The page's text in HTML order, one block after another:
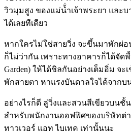
วิวมุมสูง ของแม่น้่ำเจ้าพระยา และบ
ได้เลยทีเดียว
หากใครไม่ใช่สายวิ่ง จะขึ้นมาพักผ่
ก็ไม่ว่ากัน เพราะทางอาคารก็ได้จัด
Garden) ให้ได้ชิลกันอย่างเต็มอิ่ม จะ
พักสายตา หาแรงบันดาลใจได้จากบ
อย่างไรก็ดี ลู่วิ่งและสวนสีเขียวบนชั้น
สำหรับพนักงานออฟฟิศของบริษัทต่
ทาวเวอร์ แอท ไบเทค เท่านั้นนะ